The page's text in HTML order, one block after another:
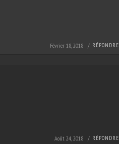
Février 18, 2018 / RÉPONDRE
Août 24, 2018 / RÉPONDRE